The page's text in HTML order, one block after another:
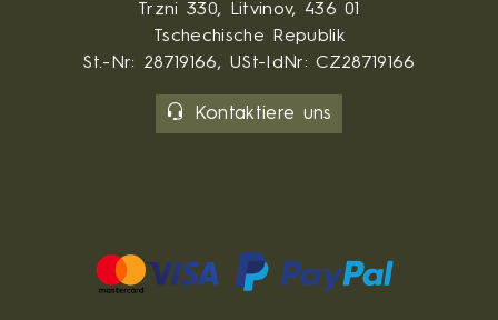
Trzni 330, Litvinov, 436 01
Tschechische Republik
St.-Nr: 28719166, USt-IdNr: CZ28719166
Kontaktiere uns